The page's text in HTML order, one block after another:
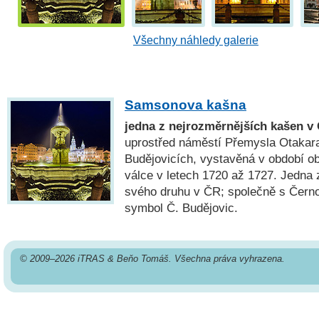
Všechny náhledy galerie
Samsonova kašna
jedna z nejrozměrnějších kašen v
uprostřed náměstí Přemysla
Budějovicích, vystavěná v období
válce v letech 1720 až 1727. Jedna
svého druhu v ČR; společně s
symbol Č. Budějovic.
© 2009–2026 iTRAS & Beňo Tomáš. Všechna práva vyhrazena.